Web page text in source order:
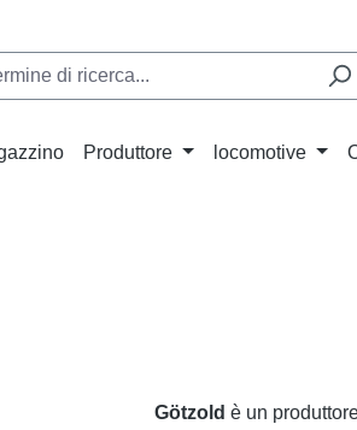
Produttore locomotive
Götzold è un